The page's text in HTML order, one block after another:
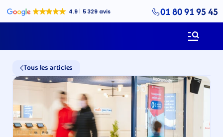
01 80 91 95 45
Tous les articles